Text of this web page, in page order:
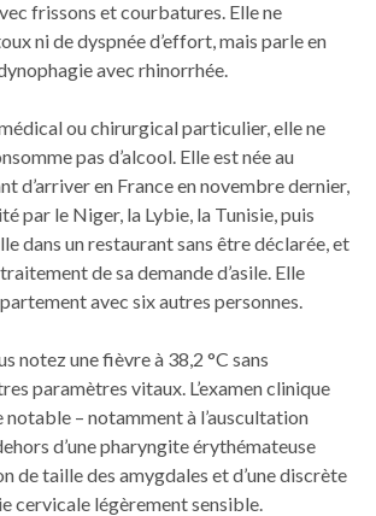
frissons et courbatures. Elle ne
ni de dyspnée d’effort, mais parle en
avec rhinorrhée.
ou chirurgical particulier, elle ne
pas d’alcool. Elle est née au
d’arriver en France en novembre dernier,
par le Niger, la Lybie, la Tunisie, puis
dans un restaurant sans être déclarée, et
de sa demande d’asile. Elle
avec six autres personnes.
notez une fièvre à 38,2 °C sans
paramètres vitaux. L’examen clinique
notable – notamment à l’auscultation
d’une pharyngite érythémateuse
de taille des amygdales et d’une discrète
cervicale légèrement sensible.